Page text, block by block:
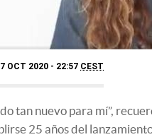
7 OCT 2020 - 22:57 CEST
tan nuevo para mí”,
25 años del